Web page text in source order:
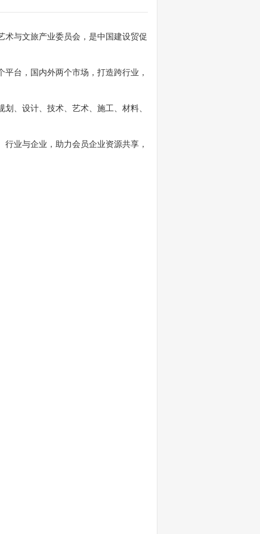
与文旅产业委员会，是中国建设贸促
台，国内外两个市场，打造跨行业，
、设计、技术、艺术、施工、材料、
业与企业，助力会员企业资源共享，